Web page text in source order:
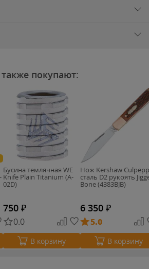
покупают:
Бусина темлячная WE
Knife Plain Titanium (A-
02D)
750 ₽
0.0
В корзину
Нож Kershaw
сталь D2 рукоять
Bone (4383BJB)
6 350 ₽
5.0
В корзину